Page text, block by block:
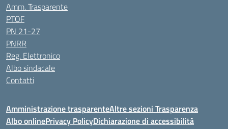
Amm. Trasparente
PTOF
PN 21-27
PNRR
Reg. Elettronico
Albo sindacale
Contatti
Amministrazione trasparenteAltre sezioni Trasparenza
Albo onlinePrivacy PolicyDichiarazione di accessibilità